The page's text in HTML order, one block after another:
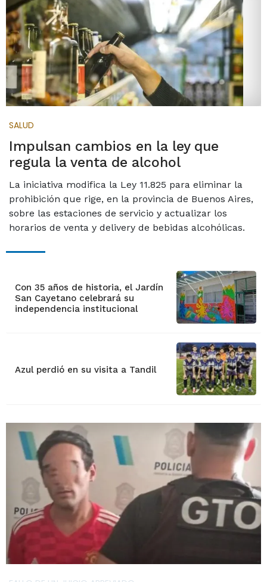
SALUD
Impulsan cambios en la ley que
regula la venta de alcohol
La iniciativa modifica la Ley 11.825 para eliminar la
prohibición que rige, en la provincia de Buenos Aires,
sobre las estaciones de servicio y actualizar los
horarios de venta y delivery de bebidas alcohólicas.
Con 35 años de historia, el Jardín
San Cayetano celebrará su
independencia institucional
Azul perdió en su visita a Tandil